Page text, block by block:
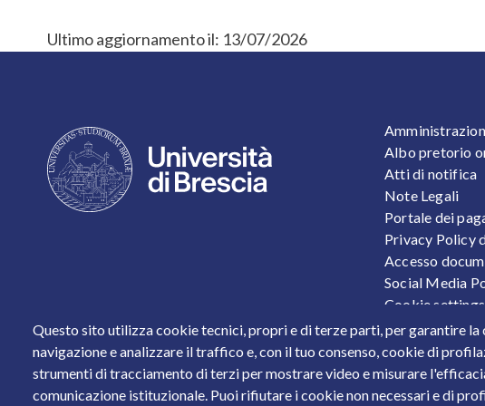
Ultimo aggiornamento il: 13/07/2026
Questo sito utilizza cookie tecnici, propri e di terze parti, per garantire
navigazione e analizzare il traffico e, con il tuo consenso, cookie di
strumenti di tracciamento di terzi per mostrare video e misurare
comunicazione istituzionale. Puoi rifiutare i cookie non necessari e di
FOOTER
Albo pretorio
Atti di notifica
Note Legali
Portale dei
Privacy Policy
Accesso
Social Media
Cookie settings
Protezione Dati
Statistiche
Piazza del Mercato, 15 - 25121 Brescia